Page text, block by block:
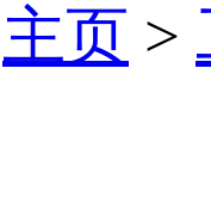
主页 >